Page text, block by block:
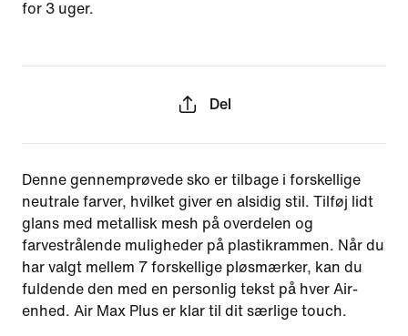
for 3 uger.
Del
Denne gennemprøvede sko er tilbage i forskellige
neutrale farver, hvilket giver en alsidig stil. Tilføj lidt
glans med metallisk mesh på overdelen og
farvestrålende muligheder på plastikrammen. Når du
har valgt mellem 7 forskellige pløsmærker, kan du
fuldende den med en personlig tekst på hver Air-
enhed. Air Max Plus er klar til dit særlige touch.